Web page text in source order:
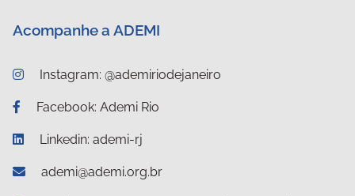
Acompanhe a ADEMI
Instagram: @ademiriodejaneiro
Facebook: Ademi Rio
Linkedin: ademi-rj
ademi@ademi.org.br